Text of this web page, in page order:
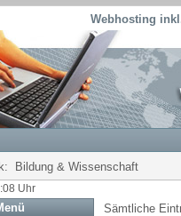
Webhosting
Bildung & Wissenschaft
Uhr
Sämtliche